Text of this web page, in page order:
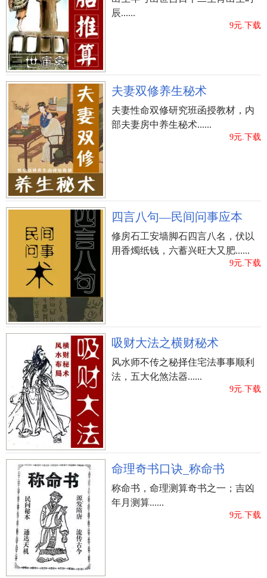
辰......
9元.下载
夫妻双修养生秘术
夫妻性命双修研究班函授教材，内
部夫妻房中养生秘术......
9元.下载
四言八句—民间问事应本
修房石工安墙脚石四言八名，伏以
用香燭纸钱，六蓄兴旺大又肥......
9元.下载
吸财大法之横财秘术
风水师不传之秘择住宅法事事顺利
法，五大化煞法器......
9元.下载
命理奇书口诀_称命书
称命书，命理测算奇书之一；吉凶
年月测算......
9元.下载